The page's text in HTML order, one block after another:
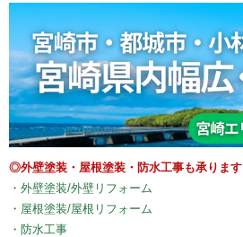
◎外壁塗装・屋根塗装・防水工事も承ります
・外壁塗装/外壁リフォーム
・屋根塗装/屋根リフォーム
・防水工事